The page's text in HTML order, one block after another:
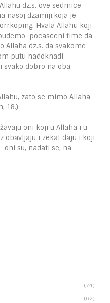
dz.s. ove sedmice
nasoj dzamiji,koja je
Hvala Allahu koji
pocasceni time da
Allaha dz.s. da svakome
putu nadoknadi
dobro na oba
zato se mimo Allaha
18.)
oni koji u Allaha i u
obavljaju i zekat daju i koji
oni su, nadati se, na
74
62